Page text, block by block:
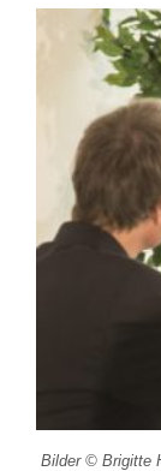
Bilder © Brigitte